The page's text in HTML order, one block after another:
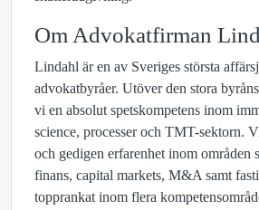
Om Advokatfirman
Lindahl är en av Sveriges största
advokatbyråer. Utöver den stora
vi en absolut spetskompetens inom
science, processer och TMT-sektorn.
och gedigen erfarenhet inom områden
finans, capital markets, M&A samt
topprankat inom flera